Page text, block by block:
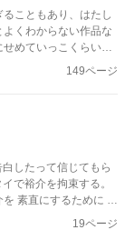
こともあり、はたし
くわからない作品な
めていっこくらい未
もし問題ありそうな
ケで前半だけ紙で頒
い入れの深い作品で
ですが、一応（これは
）BLっぽい箇所もあ
ンカーとかってわか
後に凄腕のファンド
資金を運用する人）
妄想して漫画にした
149ページ
で裕介を拘束する。
素直にするために 今
19ページ